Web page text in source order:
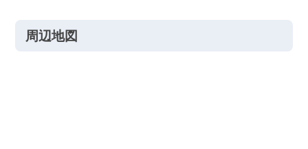
周辺地図